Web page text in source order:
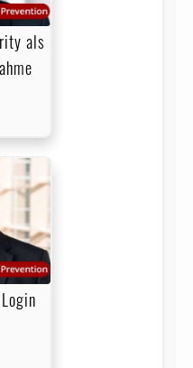
als